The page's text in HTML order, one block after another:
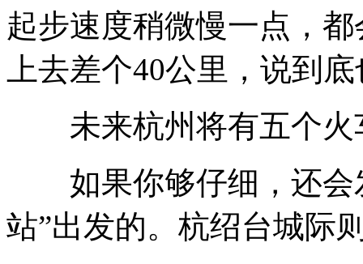
起步速度稍微慢一点，
上去差个40公里，说到
未来杭州将有五个火
如果你够仔细，还会
站”出发的。杭绍台城际